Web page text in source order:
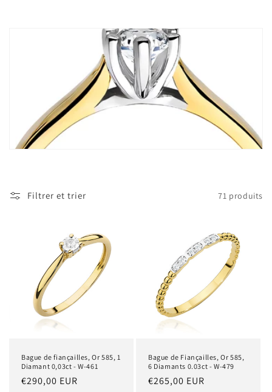
Filtrer et trier 71 produits
Bague de fiançailles, Or 585, 1
Diamant 0,03ct - W-461
Prix
€290,00 EUR
Bague de Fiançailles, Or 585,
6 Diamants 0.03ct - W-479
Prix
€265,00 EUR